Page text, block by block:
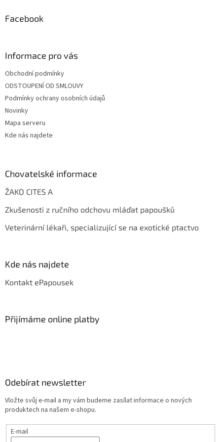
Facebook
Informace pro vás
Obchodní podmínky
ODSTOUPENÍ OD SMLOUVY
Podmínky ochrany osobních údajů
Novinky
Mapa serveru
Kde nás najdete
Chovatelské informace
ŽAKO CITES A
Zkušenosti z ručního odchovu mláďat papoušků
Veterinární lékaři, specializující se na exotické ptactvo
Kde nás najdete
Kontakt ePapousek
Přijímáme online platby
Odebírat newsletter
Vložte svůj e-mail a my vám budeme zasílat informace o nových
produktech na našem e-shopu.
E-mail